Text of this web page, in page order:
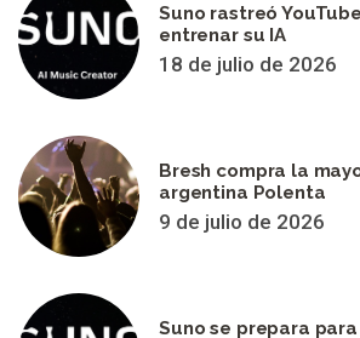
Suno rastreó
entrenar su IA
18 de julio de 2026
Bresh compra la
argentina Polenta
9 de julio de 2026
Suno se prepara